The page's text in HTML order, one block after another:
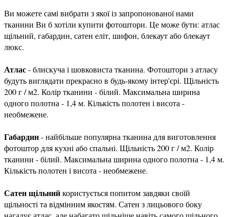
Ви можете самі вибрати з якої із запропонованої нами
тканини Ви б хотіли купити фотоштори. Це може бути: атлас
щільний, габардин, сатен еліт, шифон, блекаут або блекаут
люкс.
Атлас- блискуча і шовковиста тканина. Фотоштори з атласу
будуть виглядати прекрасно в будь-якому інтер'єрі. Щільність
200 г / м2. Колір тканини - білий. Максимальна ширина
одного полотна - 1,4 м. Кількість полотен і висота -
необмежене.
Габардин- найбільше популярна тканина для виготовлення
фотоштор для кухні або спальні. Щільність 200 г / м2. Колір
тканини - білий. Максимальна ширина одного полотна - 1,4 м.
Кількість полотен і висота - необмежене.
Сатен щільнийкористується попитом завдяки своїй
щільності та відмінним якостям. Сатен з лицьового боку